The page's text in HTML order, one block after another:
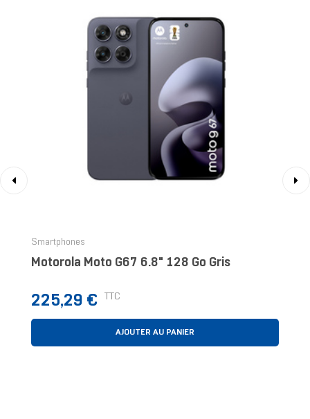
Smartphones
Motorola Moto G67 6.8" 128 Go Gris
Prix
225,29 € TTC
AJOUTER AU PANIER